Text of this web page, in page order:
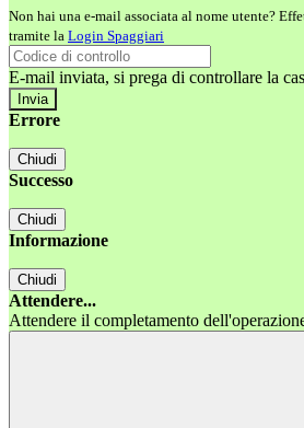
Non hai una e-mail associata al nome utente?
tramite la Login Spaggiari
E-mail inviata, si prega di controllare la
Errore
Chiudi
Successo
Chiudi
Informazione
Chiudi
Attendere...
Attendere il completamento